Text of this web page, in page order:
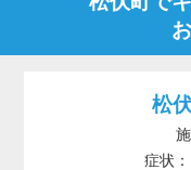
松
症状